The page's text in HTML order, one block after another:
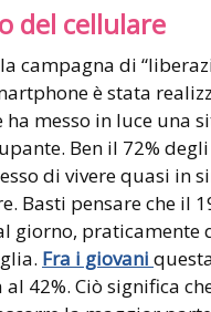
del cellulare
campagna di
è stata
ha messo in luce una
Ben il 72%
di vivere quasi in
Basti pensare che il
giorno, praticamente
Fra i giovani
42%. Ciò significa